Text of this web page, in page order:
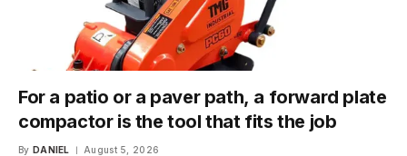
For a patio or a paver path, a forward plate
compactor is the tool that fits the job
By DANIEL August 5, 2026